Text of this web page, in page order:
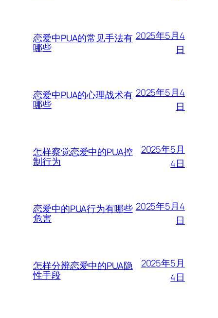
恋爱中PUA的常见手法有
哪些
2025年5月4
日
恋爱中PUA的心理战术有
哪些
2025年5月4
日
怎样察觉恋爱中的PUA控
制行为
2025年5月
4日
恋爱中的PUA行为有哪些
危害
2025年5月4
日
怎样分辨恋爱中的PUA隐
性手段
2025年5月
4日